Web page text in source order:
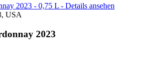
2023 - 0,75 L - Details ansehen
USA
2023